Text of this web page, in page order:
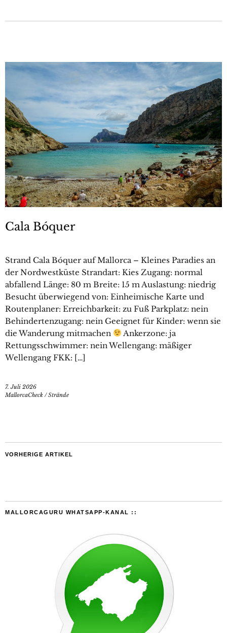
Cala Bóquer
Strand Cala Bóquer auf Mallorca – Kleines Paradies an
der Nordwestküste Strandart: Kies Zugang: normal
abfallend Länge: 80 m Breite: 15 m Auslastung: niedrig
Besucht überwiegend von: Einheimische Karte und
Routenplaner: Erreichbarkeit: zu Fuß Parkplatz: nein
Behindertenzugang: nein Geeignet für Kinder: wenn sie
die Wanderung mitmachen
Ankerzone: ja
Rettungsschwimmer: nein Wellengang: mäßiger
Wellengang FKK: […]
7. Juli 2026
MallorcaCheck /Strände
VORHERIGE ARTIKEL
MALLORCAGURU WHATSAPP-KANAL ::